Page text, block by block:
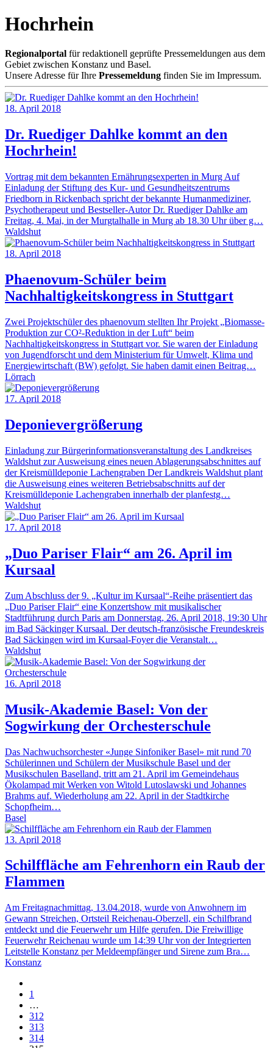
Hochrhein
Regionalportal für redaktionell geprüfte Pressemeldungen aus dem
Gebiet zwischen Konstanz und Basel.
Unsere Adresse für Ihre Pressemeldung finden Sie im Impressum.
18. April 2018
Dr. Ruediger Dahlke kommt an den
Hochrhein!
Vortrag mit dem bekannten Ernährungsexperten in Murg Auf
Einladung der Stiftung des Kur- und Gesundheitszentrums
Friedborn in Rickenbach spricht der bekannte Humanmediziner,
Psychotherapeut und Bestseller-Autor Dr. Ruediger Dahlke am
Freitag, 4. Mai, in der Murgtalhalle in Murg ab 18.30 Uhr über g…
Waldshut
18. April 2018
Phaenovum-Schüler beim
Nachhaltigkeitskongress in Stuttgart
Zwei Projektschüler des phaenovum stellten Ihr Projekt „Biomasse-
Produktion zur CO²-Reduktion in der Luft“ beim
Nachhaltigkeitskongress in Stuttgart vor. Sie waren der Einladung
von Jugendforscht und dem Ministerium für Umwelt, Klima und
Energiewirtschaft (BW) gefolgt. Sie haben damit einen Beitrag…
Lörrach
17. April 2018
Deponievergrößerung
Einladung zur Bürgerinformationsveranstaltung des Landkreises
Waldshut zur Ausweisung eines neuen Ablagerungsabschnittes auf
der Kreismülldeponie Lachengraben Der Landkreis Waldshut plant
die Ausweisung eines weiteren Betriebsabschnitts auf der
Kreismülldeponie Lachengraben innerhalb der planfestg…
Waldshut
17. April 2018
„Duo Pariser Flair“ am 26. April im
Kursaal
Zum Abschluss der 9. „Kultur im Kursaal“-Reihe präsentiert das
„Duo Pariser Flair“ eine Konzertshow mit musikalischer
Stadtführung durch Paris am Donnerstag, 26. April 2018, 19:30 Uhr
im Bad Säckinger Kursaal. Der deutsch-französische Freundeskreis
Bad Säckingen wird im Kursaal-Foyer die Veranstalt…
Waldshut
16. April 2018
Musik-Akademie Basel: Von der
Sogwirkung der Orchesterschule
Das Nachwuchsorchester «Junge Sinfoniker Basel» mit rund 70
Schülerinnen und Schülern der Musikschule Basel und der
Musikschulen Baselland, tritt am 21. April im Gemeindehaus
Ökolampad mit Werken von Witold Lutoslawski und Johannes
Brahms auf. Wiederholung am 22. April in der Stadtkirche
Schopfheim…
Basel
13. April 2018
Schilffläche am Fehrenhorn ein Raub der
Flammen
Am Freitagnachmittag, 13.04.2018, wurde von Anwohnern im
Gewann Streichen, Ortsteil Reichenau-Oberzell, ein Schilfbrand
entdeckt und die Feuerwehr um Hilfe gerufen. Die Freiwillige
Feuerwehr Reichenau wurde um 14:39 Uhr von der Integrierten
Leitstelle Konstanz per Meldeempfänger und Sirene zum Bra…
Konstanz
1
…
312
313
314